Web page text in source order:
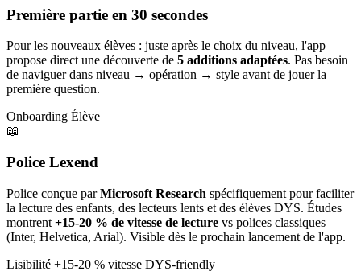
Première partie en 30 secondes
Pour les nouveaux élèves : juste après le choix du niveau, l'app
propose direct une découverte de 5 additions adaptées. Pas besoin
de naviguer dans niveau → opération → style avant de jouer la
première question.
Onboarding Élève
📖
Police Lexend
Police conçue parMicrosoft Research spécifiquement pour faciliter
la lecture des enfants, des lecteurs lents et des élèves DYS. Études
montrent +15-20 % de vitesse de lecture vs polices classiques
(Inter, Helvetica, Arial). Visible dès le prochain lancement de l'app.
Lisibilité +15-20 % vitesse DYS-friendly